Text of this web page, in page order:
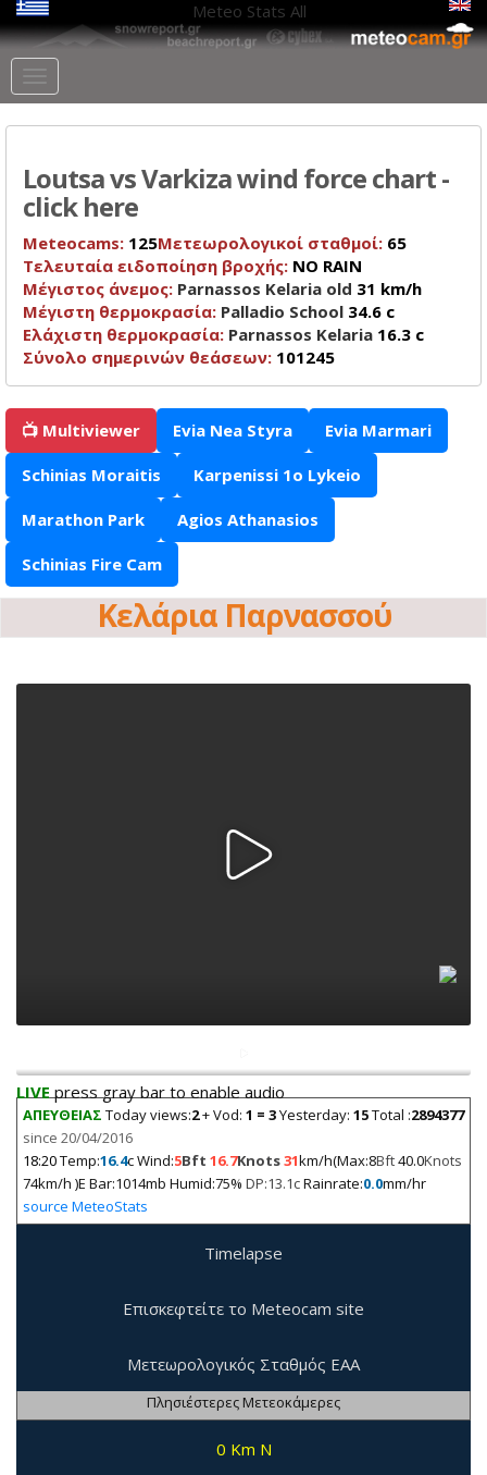
Meteo Stats All
Loutsa vs Varkiza wind force chart -
click here
Meteocams: 125Μετεωρολογικοί σταθμοί: 65
Τελευταία ειδοποίηση βροχής: NO RAIN
Μέγιστος άνεμος: Parnassos Kelaria old 31 km/h
Μέγιστη θερμοκρασία: Palladio School 34.6 c
Ελάχιστη θερμοκρασία: Parnassos Kelaria 16.3 c
Σύνολο σημερινών θεάσεων: 101245
📺 Multiviewer Evia Nea Styra Evia Marmari
Schinias Moraitis Karpenissi 1o Lykeio
Marathon Park Agios Athanasios
Schinias Fire Cam
Κελάρια Παρνασσού
LIVEpress gray bar to enable audio
ΑΠΕΥΘΕΙΑΣ Today views:2+ Vod: 1 = 3Yesterday: 15Total :2894377
since 20/04/2016
18:20Temp:16.4c Wind:5Bft 16.7Knots31km/h(Max:8Bft40.0Knots
74km/h )E Bar:1014mb Humid:75% DP:13.1cRainrate:0.0mm/hr
source MeteoStats
Timelapse
Επισκεφτείτε το Meteocam site
Μετεωρολογικός Σταθμός ΕΑΑ
Πλησιέστερες Μετεοκάμερες
0 Km N